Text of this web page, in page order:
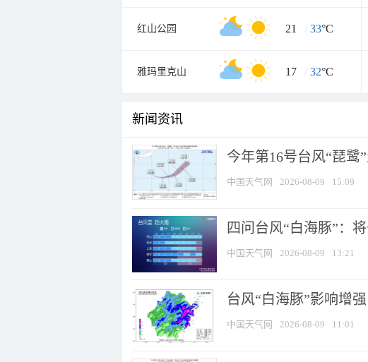
红山公园 21 / 33°C
雅玛里克山 17 / 32°C
新闻资讯
今年第16号台风“琵鹭
中国天气网 2026-08-09 15:09
四问台风“白海豚”：
中国天气网 2026-08-09 13:21
台风“白海豚”影响增
中国天气网 2026-08-09 11:01